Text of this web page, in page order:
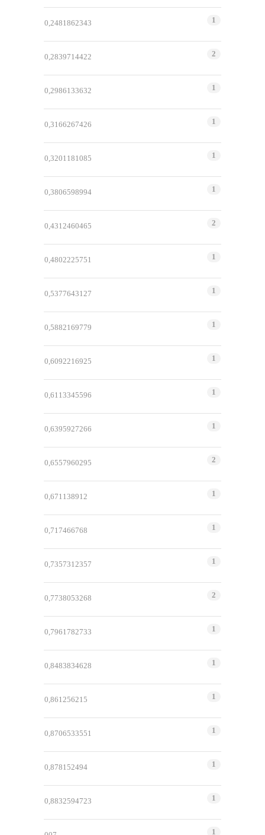
0,2481862343 1
0,2839714422 2
0,2986133632 1
0,3166267426 1
0,3201181085 1
0,3806598994 1
0,4312460465 2
0,4802225751 1
0,5377643127 1
0,5882169779 1
0,6092216925 1
0,6113345596 1
0,6395927266 1
0,6557960295 2
0,671138912 1
0,717466768 1
0,7357312357 1
0,7738053268 2
0,7961782733 1
0,8483834628 1
0,861256215 1
0,8706533551 1
0,878152494 1
0,8832594723 1
1